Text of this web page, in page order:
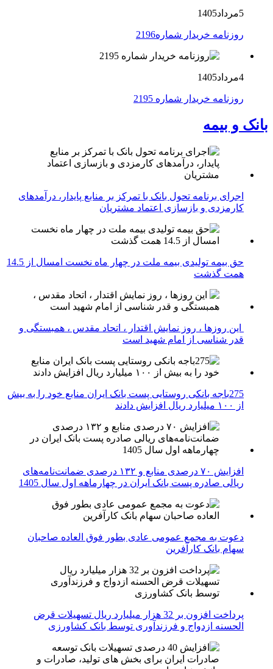
5مرداد1405
روزنامه خریدار شماره2196
4مرداد1405
روزنامه خریدار شماره 2195
بانک و بیمه
اجرای برنامه تحول بانک با تمرکز بر منابع پایدار، درآمدهای
کارمزدی و بازسازی اعتماد مشتریان
حق بیمه تولیدی بیمه ملت در چهار ماه نخست امسال از 14.5
همت گذشت
این روزها ، روز نمایش اقتدار ، اتحاد مقدس ، همبستگی و
قدر شناسی از امام شهید است
275باجه بانکی روستایی پست بانک ایران منابع خود را به بیش
از ۱۰۰ میلیارد ریال افزایش دادند
افزایش ۷۰ درصدی منابع و ۱۳۲ درصدی ضمانت‌نامه‌های
ریالی صادره پست بانک ایران در چهارماهه اول سال 1405
دعوت به مجمع عمومی عادی بطور فوق العاده صاحبان
سهام بانک کارآفرین
پرداخت افزون بر 32 هزار میلیارد ریال تسهیلات قرض
الحسنه ازدواج و فرزندآوری توسط بانک کشاورزی